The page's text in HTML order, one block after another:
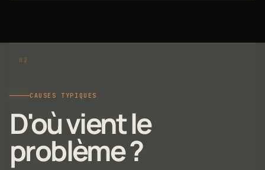
CAUSES TYPIQUES
D'où vient le
problème ?